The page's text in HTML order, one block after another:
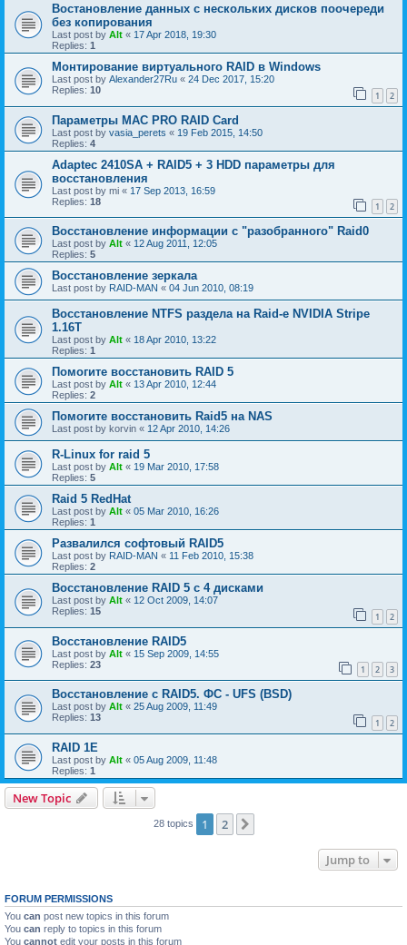
Востановление данных с нескольких дисков поочереди
без копирования
Last post by Alt « 17 Apr 2018, 19:30
Replies: 1
Монтирование виртуального RAID в Windows
Last post by Alexander27Ru « 24 Dec 2017, 15:20
Replies: 10 1 2
Параметры МАС PRO RAID Card
Last post by vasia_perets « 19 Feb 2015, 14:50
Replies: 4
Adaptec 2410SA + RAID5 + 3 HDD параметры для
восстановления
Last post by mi « 17 Sep 2013, 16:59
Replies: 18 1 2
Восстановление информации с "разобранного" Raid0
Last post by Alt « 12 Aug 2011, 12:05
Replies: 5
Восстановление зеркала
Last post by RAID-MAN « 04 Jun 2010, 08:19
Восстановление NTFS раздела на Raid-е NVIDIA Stripe
1.16Т
Last post by Alt « 18 Apr 2010, 13:22
Replies: 1
Помогите восстановить RAID 5
Last post by Alt « 13 Apr 2010, 12:44
Replies: 2
Помогите восстановить Raid5 на NAS
Last post by korvin « 12 Apr 2010, 14:26
R-Linux for raid 5
Last post by Alt « 19 Mar 2010, 17:58
Replies: 5
Raid 5 RedHat
Last post by Alt « 05 Mar 2010, 16:26
Replies: 1
Развалился софтовый RAID5
Last post by RAID-MAN « 11 Feb 2010, 15:38
Replies: 2
Восстановление RAID 5 с 4 дисками
Last post by Alt « 12 Oct 2009, 14:07
Replies: 15 1 2
Восстановление RAID5
Last post by Alt « 15 Sep 2009, 14:55
Replies: 23 1 2 3
Восстановление с RAID5. ФС - UFS (BSD)
Last post by Alt « 25 Aug 2009, 11:49
Replies: 13 1 2
RAID 1E
Last post by Alt « 05 Aug 2009, 11:48
Replies: 1
New Topic
28 topics 1 2
Jump to
FORUM PERMISSIONS
You can post new topics in this forum
You can reply to topics in this forum
You cannot edit your posts in this forum